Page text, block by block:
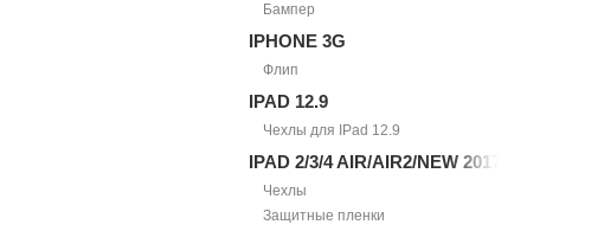
Бампер
IPHONE 3G
Флип
IPAD 12.9
Чехлы для IPad 12.9
IPAD 2/3/4 AIR/AIR2/NEW 2017
Чехлы
Защитные пленки